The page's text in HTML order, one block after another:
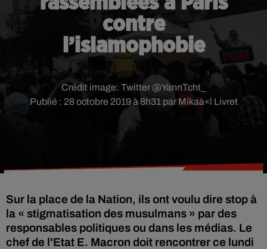
contre
l’islamophobie
Publié : 28 octobre 2019 à 8h31 par Mikaà«l Livret
Crédit image: Twitter @YannTcht_
Sur la place de la Nation, ils ont voulu dire stop à
la « stigmatisation des musulmans » par des
responsables politiques ou dans les médias. Le
chef de l'Etat E. Macron doit rencontrer ce lundi